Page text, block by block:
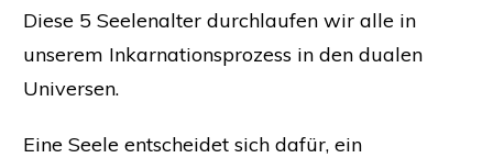
Diese 5 Seelenalter durchlaufen wir alle in
unserem Inkarnationsprozess in den dualen
Universen.
Eine Seele entscheidet sich dafür, ein